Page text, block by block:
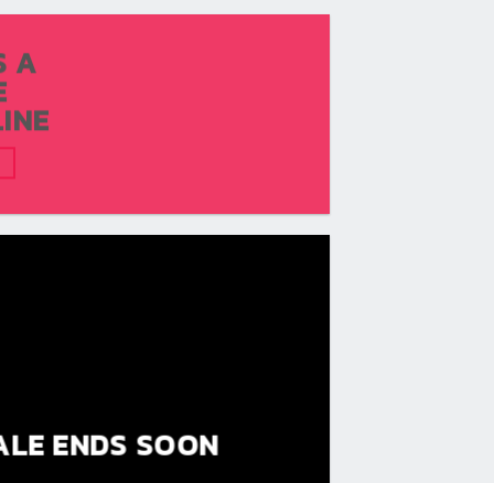
A
ENDS SOON